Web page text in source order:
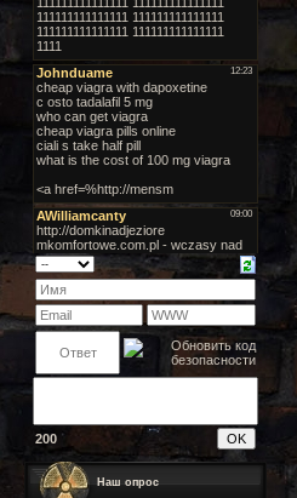
200
Наш опрос